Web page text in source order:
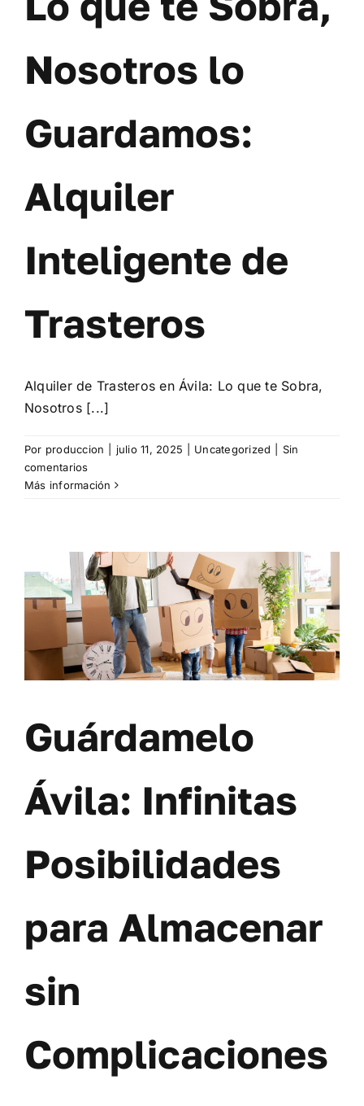
Nosotros lo
Guardamos:
Alquiler
Inteligente de
Trasteros
Alquiler de Trasteros en Ávila: Lo que te Sobra,
Nosotros [...]
Por produccion julio 11, 2025 Uncategorized
Sin
comentarios
Más información
Guárdamelo
Ávila: Infinitas
Posibilidades
para Almacenar
sin
Complicaciones